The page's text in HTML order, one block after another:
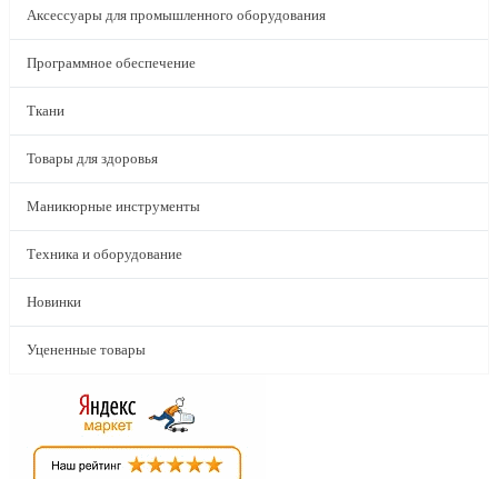
Аксессуары для промышленного оборудования
Программное обеспечение
Ткани
Товары для здоровья
Маникюрные инструменты
Техника и оборудование
Новинки
Уцененные товары